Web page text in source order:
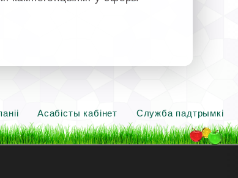
Асабісты кабінет Служба падтрымкі